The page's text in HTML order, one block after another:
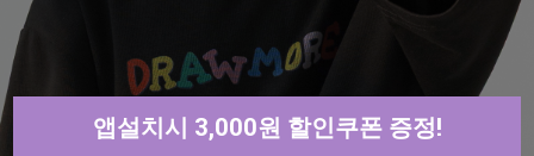
앱설치시 3,000원 할인쿠폰 증정!